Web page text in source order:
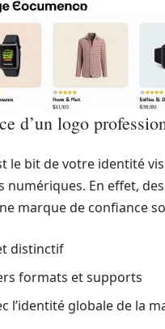
d’un logo
le bit de votre identité
numériques. En effet,
marque de confiance
distinctif
formats et supports
l’identité globale de la